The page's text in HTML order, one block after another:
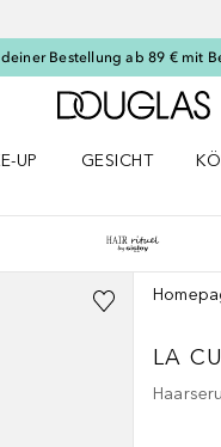
Bestellung ab 89 € mit
UP
GESICHT
LA